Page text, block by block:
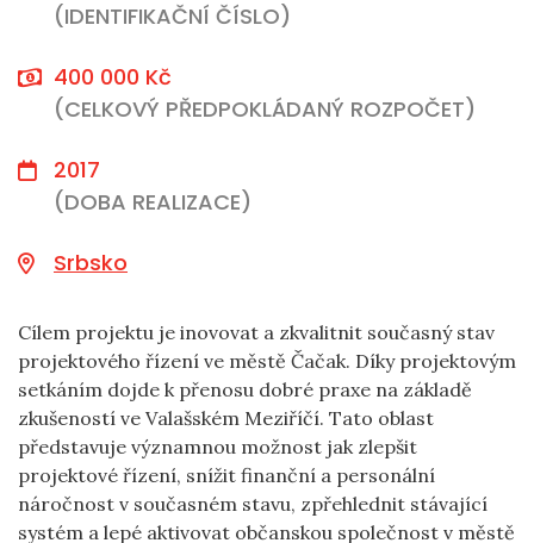
(IDENTIFIKAČNÍ ČÍSLO)
400 000 Kč
(CELKOVÝ PŘEDPOKLÁDANÝ ROZPOČET)
2017
(DOBA REALIZACE)
Srbsko
Cílem projektu je inovovat a zkvalitnit současný stav
projektového řízení ve městě Čačak. Díky projektovým
setkáním dojde k přenosu dobré praxe na základě
zkušeností ve Valašském Meziříčí. Tato oblast
představuje významnou možnost jak zlepšit
projektové řízení, snížit finanční a personální
náročnost v současném stavu, zpřehlednit stávající
systém a lepé aktivovat občanskou společnost v městě